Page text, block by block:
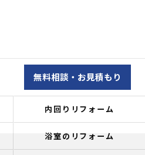
無料相談・お見積もり
内回りリフォーム
浴室のリフォーム